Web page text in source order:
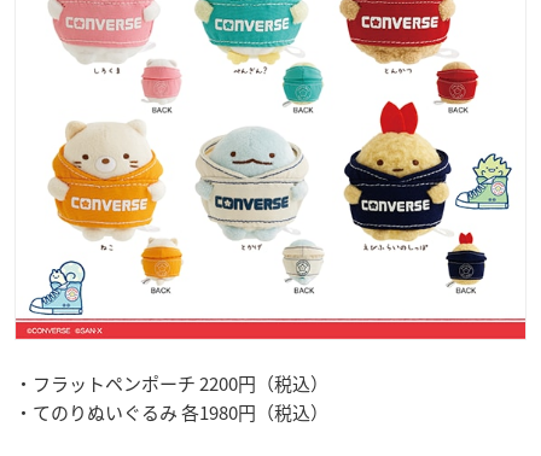
・フラットペンポーチ 2200円（税込）
・てのりぬいぐるみ 各1980円（税込）